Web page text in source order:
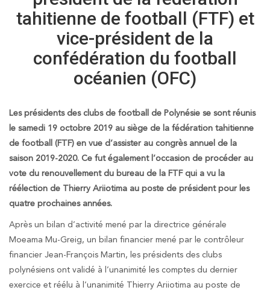
tahitienne de football (FTF) et
vice-président de la
confédération du football
océanien (OFC)
Les présidents des clubs de football de Polynésie se sont réunis
le samedi 19 octobre 2019 au siège de la fédération tahitienne
de football (FTF) en vue d’assister au congrès annuel de la
saison 2019-2020. Ce fut également l’occasion de procéder au
vote du renouvellement du bureau de la FTF qui a vu la
réélection de Thierry Ariiotima au poste de président pour les
quatre prochaines années.
Après un bilan d’activité mené par la directrice générale
Moeama Mu-Greig, un bilan financier mené par le contrôleur
financier Jean-François Martin, les présidents des clubs
polynésiens ont validé à l’unanimité les comptes du dernier
exercice et réélu à l’unanimité Thierry Ariiotima au poste de